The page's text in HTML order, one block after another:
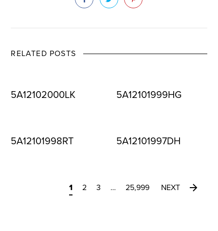
RELATED POSTS
5A12102000LK 5A12101999HG
5A12101998RT 5A12101997DH
1 2 3 … 25,999 NEXT